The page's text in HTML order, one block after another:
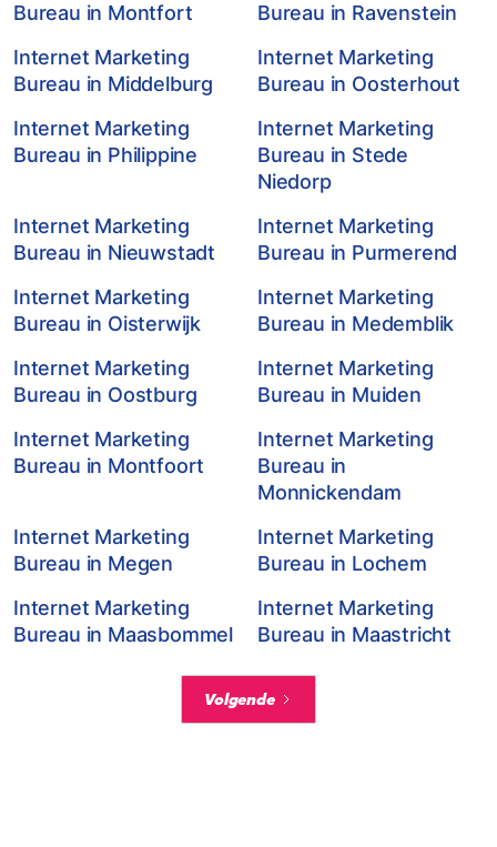
Bureau in Montfort
Bureau in Ravenstein
Internet Marketing
Bureau in Middelburg
Internet Marketing
Bureau in Oosterhout
Internet Marketing
Bureau in Philippine
Internet Marketing
Bureau in Stede
Niedorp
Internet Marketing
Bureau in Nieuwstadt
Internet Marketing
Bureau in Purmerend
Internet Marketing
Bureau in Oisterwijk
Internet Marketing
Bureau in Medemblik
Internet Marketing
Bureau in Oostburg
Internet Marketing
Bureau in Muiden
Internet Marketing
Bureau in Montfoort
Internet Marketing
Bureau in
Monnickendam
Internet Marketing
Bureau in Megen
Internet Marketing
Bureau in Lochem
Internet Marketing
Bureau in Maasbommel
Internet Marketing
Bureau in Maastricht
Volgende